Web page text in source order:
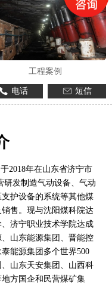
工程案例
电话 短信
2018年在山东省济宁市
研发制造气动设备、气动
护设备的系统等其他煤
售。现与沈阳煤科院达
济宁职业技术学院达成
山东能源集团、晋能控
能源集团多个世界500
山东天安集团、山西科
方国企和民营煤矿集